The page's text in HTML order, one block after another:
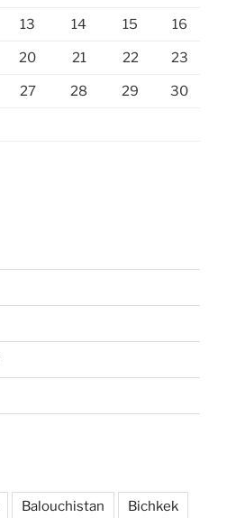
13 14 15 16
20 21 22 23
27 28 29 30
Balouchistan Bichkek